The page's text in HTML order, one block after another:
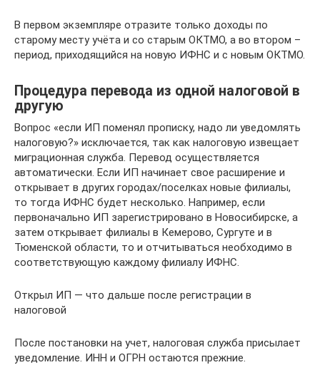
В первом экземпляре отразите только доходы по
старому месту учёта и со старым ОКТМО, а во втором –
период, приходящийся на новую ИФНС и с новым ОКТМО.
Процедура перевода из одной налоговой в
другую
Вопрос «если ИП поменял прописку, надо ли уведомлять
налоговую?» исключается, так как налоговую извещает
миграционная служба. Перевод осуществляется
автоматически. Если ИП начинает свое расширение и
открывает в других городах/поселках новые филиалы,
то тогда ИФНС будет несколько. Например, если
первоначально ИП зарегистрировано в Новосибирске, а
затем открывает филиалы в Кемерово, Сургуте и в
Тюменской области, то и отчитываться необходимо в
соответствующую каждому филиалу ИФНС.
Открыл ИП — что дальше после регистрации в
налоговой
После постановки на учет, налоговая служба присылает
уведомление. ИНН и ОГРН остаются прежние.